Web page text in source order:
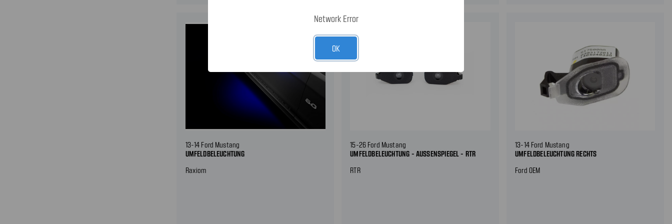
13-14 Ford Mustang
UMFELDBELEUCHTUNG
Raxiom
15-26 Ford Mustang
UMFELDBELEUCHTUNG - AUSSENSPIEGEL - RTR
RTR
13-14 Ford Mustang
UMFELDBELEUCHTUNG RECHTS
Ford OEM
Network Error
OK